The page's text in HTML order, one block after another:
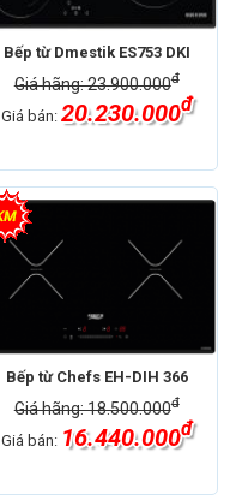
Bếp từ Dmestik ES753 DKI
Giá hãng: 23.900.000đ
Giá bán: 20.230.000đ
Bếp từ Chefs EH-DIH 366
Giá hãng: 18.500.000đ
Giá bán: 16.440.000đ